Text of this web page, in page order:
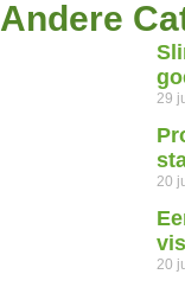
Andere
29
20
20